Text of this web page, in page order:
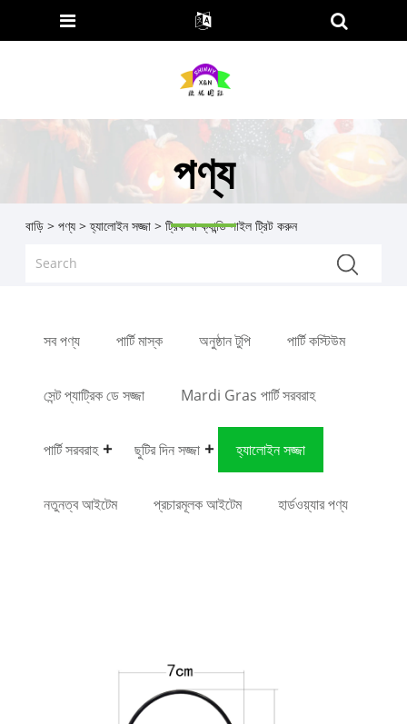
পণ্য
বাড়ি > পণ্য>হ্যালোইন সজ্জা> ট্রিক বা ক্যান্ডি পাইল ট্রিট করুন
সব পণ্য পার্টি মাস্ক অনুষ্ঠান টুপি পার্টি কস্টিউম
সেন্ট প্যাট্রিক ডে সজ্জা Mardi Gras পার্টি সরবরাহ
পার্টি সরবরাহ ছুটির দিন সজ্জা হ্যালোইন সজ্জা
নতুনত্ব আইটেম প্রচারমূলক আইটেম হার্ডওয়্যার পণ্য